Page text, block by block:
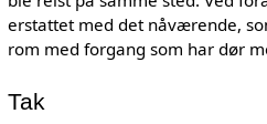
erstattet med det nåværende,
rom med forgang som har dør
Tak